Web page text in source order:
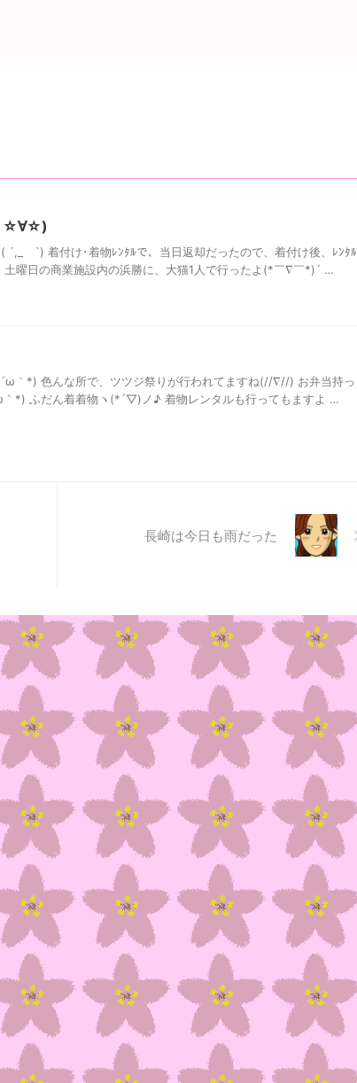
( ☆∀☆)
´,_ゝ`) 着付け･着物ﾚﾝﾀﾙで、当日返却だったので、着付け後、ﾚﾝﾀﾙ
曜日の商業施設内の浜勝に、大猫1人で行ったよ(*￣∇￣*)´ …
｀*) 色んな所で、ツツジ祭りが行われてますね(//∇//) お弁当持っ
*) ふだん着着物ヽ(*´▽)ノ♪ 着物レンタルも行ってもますよ …
長崎は今日も雨だった